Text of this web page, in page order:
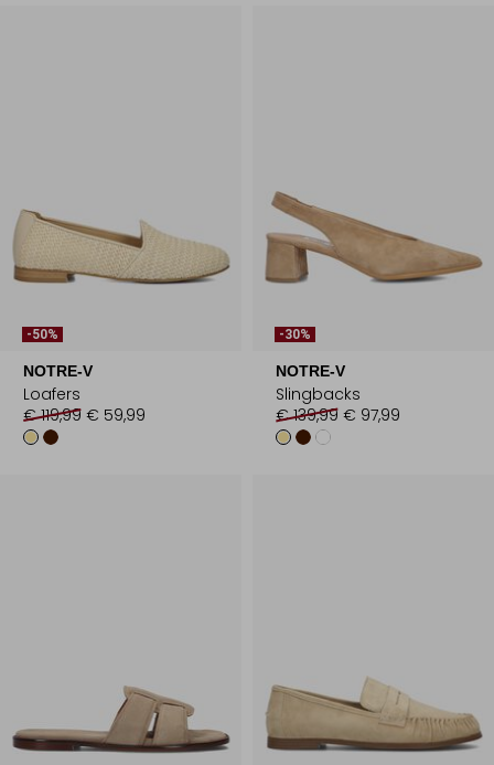
-50%
NOTRE-V
Loafers
€ 119,99 € 59,99
-30%
NOTRE-V
Slingbacks
€ 139,99 € 97,99